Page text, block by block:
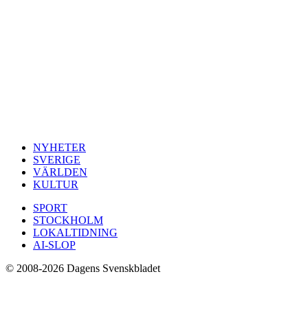
NYHETER
SVERIGE
VÄRLDEN
KULTUR
SPORT
STOCKHOLM
LOKALTIDNING
AI-SLOP
© 2008-2026 Dagens Svenskbladet